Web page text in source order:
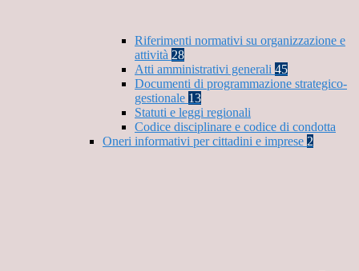
Riferimenti normativi su organizzazione e
attività 28
Atti amministrativi generali 45
Documenti di programmazione strategico-
gestionale 13
Statuti e leggi regionali
Codice disciplinare e codice di condotta
Oneri informativi per cittadini e imprese 2